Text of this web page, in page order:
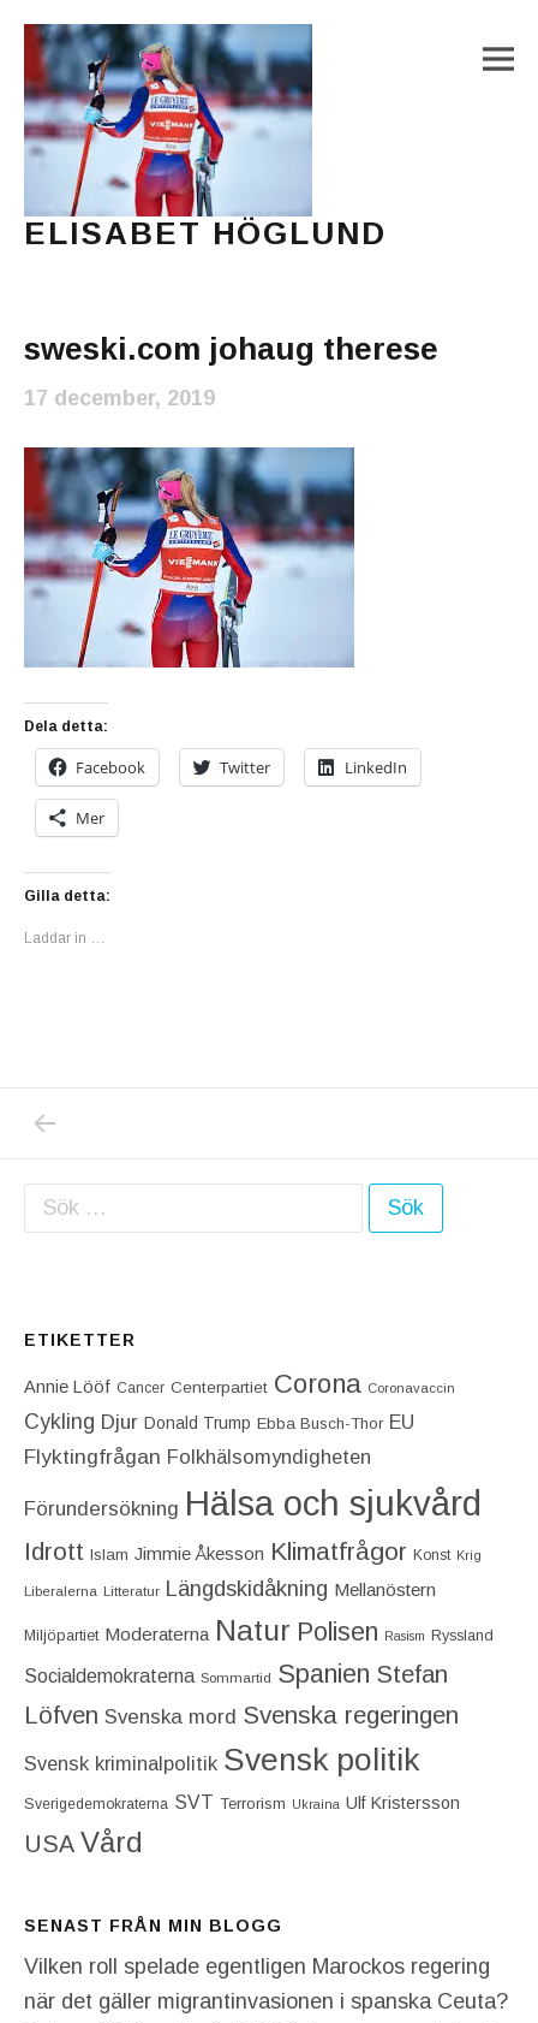
ELISABET HÖGLUND
sweski.com johaug therese
17 december, 2019
Dela detta:
Facebook Twitter LinkedIn
Mer
Gilla detta:
Laddar in …
Inläggsnavigering
Sök efter:
ETIKETTER
Annie Lööf Cancer Centerpartiet‎ Corona Coronavaccin
Cykling Djur Donald Trump Ebba Busch-Thor EU
Flyktingfrågan Folkhälsomyndigheten
Förundersökning Hälsa och sjukvård
Idrott Islam Jimmie Åkesson Klimatfrågor Konst Krig
Liberalerna Litteratur Längdskidåkning Mellanöstern
Miljöpartiet Moderaterna Natur Polisen Rasism Ryssland
Socialdemokraterna Sommartid Spanien Stefan
Löfven Svenska mord Svenska regeringen
Svensk kriminalpolitik Svensk politik
Sverigedemokraterna SVT Terrorism Ukraina Ulf Kristersson
USA Vård
SENAST FRÅN MIN BLOGG
Vilken roll spelade egentligen Marockos regering
när det gäller migrantinvasionen i spanska Ceuta?